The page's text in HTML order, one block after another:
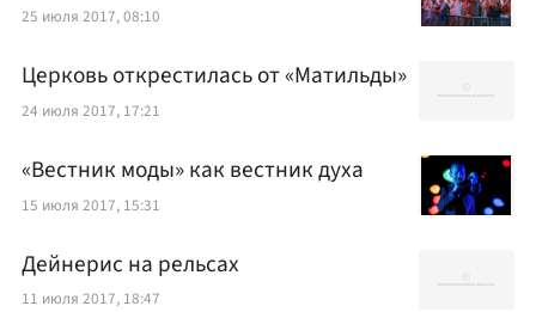
25 июля 2017, 08:10
Церковь открестилась от «Матильды»
24 июля 2017, 17:21
«Вестник моды» как вестник духа
15 июля 2017, 15:31
Дейнерис на рельсах
11 июля 2017, 18:47